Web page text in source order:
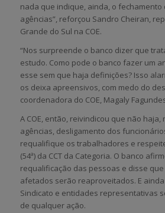
nada que indique, ainda, o fechamento
agências”, reforçou Sandro Cheiran,
Grande do Sul na COE.
“Nos surpreende o banco dizer que
estudo. Como pode o banco fazer um
esse sem que haja definições? Isso
os deixa apreensivos, com medo do
coordenadora do COE, Magaly
A COE, então, reivindicou que não
agências, desligamento dos
requalifique os trabalhadores e
(54ª) da CCT da Categoria. O banco
requalificação das pessoas e disse
afetados serão reaproveitados. E
Sindicato e entidades representativas
de qualquer ação.